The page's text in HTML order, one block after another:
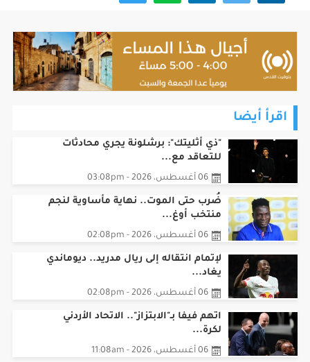
اقرأ أيضا
"ذي أثليتك": برشلونة يجري محادثات
للتعاقد مع...
06 أغسطس، 2026 - 03:08pm
ضُرب حتى الموت.. نهاية مأساوية لنجم
منتخب أوغ...
06 أغسطس، 2026 - 02:08pm
لإتمام انتقاله إلى ريال مدريد.. ديوماندي
يغاد...
06 أغسطس، 2026 - 02:08pm
اتهم فيفا بـ"الابتزاز".. الاتحاد الأردني
لكرة...
06 أغسطس، 2026 - 11:08am